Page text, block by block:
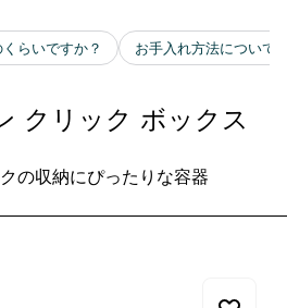
クリック ボックス
の収納にぴったりな容器